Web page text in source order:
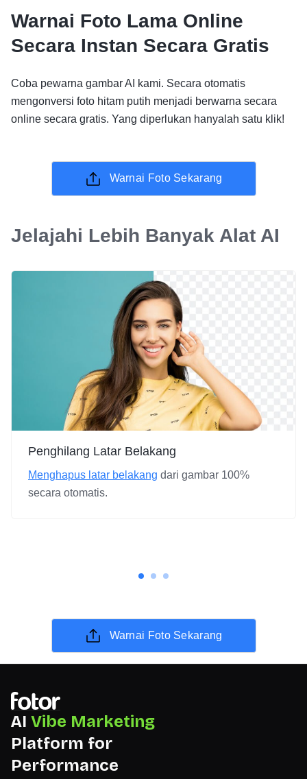
Warnai Foto Lama Online
Secara Instan Secara Gratis
Coba pewarna gambar AI kami. Secara otomatis
mengonversi foto hitam putih menjadi berwarna secara
online secara gratis. Yang diperlukan hanyalah satu klik!
Warnai Foto Sekarang
Jelajahi Lebih Banyak Alat AI
Penghilang Latar Belakang
Menghapus latar belakang dari gambar 100%
secara otomatis.
Warnai Foto Sekarang
AI Vibe Marketing
Platform for
Performance